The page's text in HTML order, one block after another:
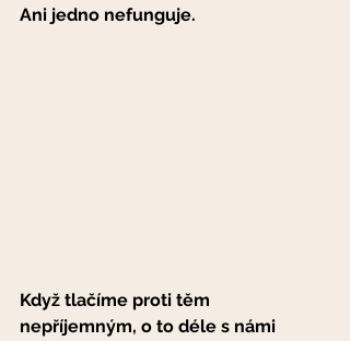
Ani jedno nefunguje.
Když tlačíme proti těm
nepříjemným, o to déle s námi